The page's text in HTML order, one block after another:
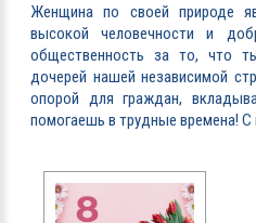
Женщина по своей природе
высокой человечности и
общественность за то, что
дочерей нашей независимой
опорой для граждан,
помогаешь в трудные времена! С